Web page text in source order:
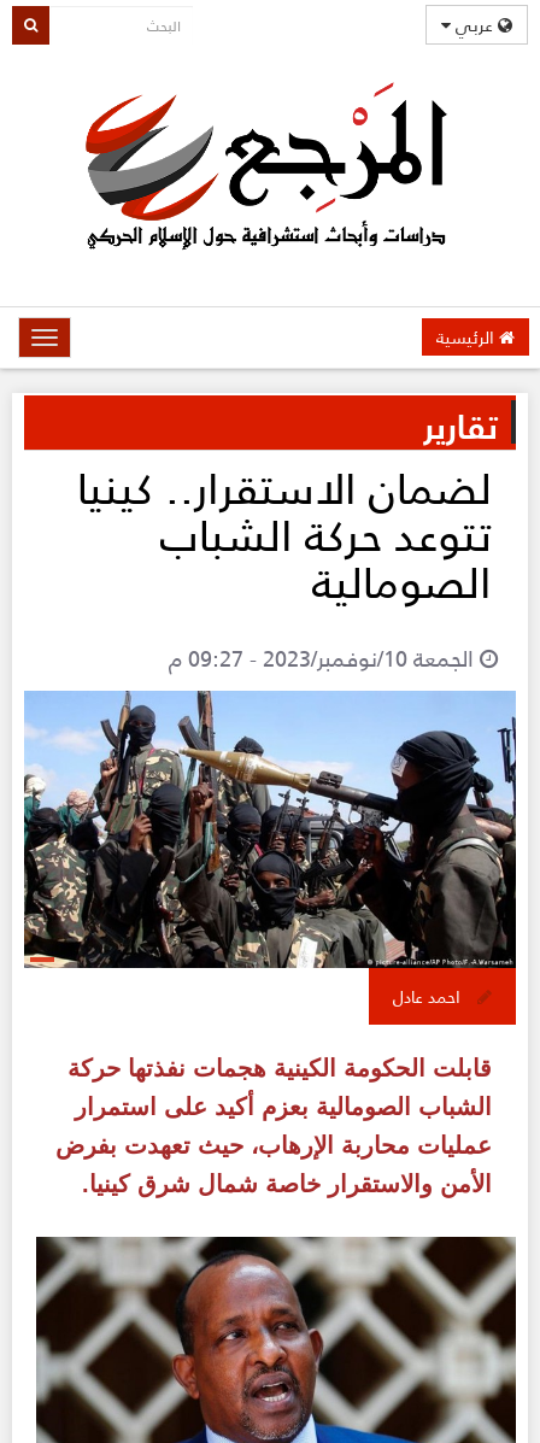
عربي
الرئيسية
تقارير
لضمان الاستقرار.. كينيا
تتوعد حركة الشباب
الصومالية
الجمعة 10/نوفمبر/2023 - 09:27 م
احمد عادل
قابلت الحكومة الكينية هجمات نفذتها حركة
الشباب الصومالية بعزم أكيد على استمرار
عمليات محاربة الإرهاب، حيث تعهدت بفرض
الأمن والاستقرار خاصة شمال شرق كينيا.